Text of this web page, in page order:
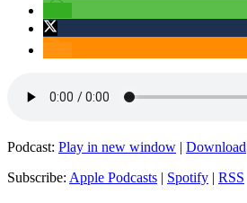
Podcast: Play in new window | Download
Subscribe: Apple Podcasts | Spotify | RSS